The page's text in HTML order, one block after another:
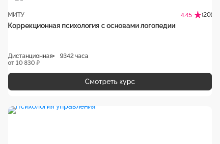
МИТУ 4.45 (20)
Коррекционная психология с основами логопедии
Дистанционная
9342 часа
от 10 830 ₽
Смотреть курс